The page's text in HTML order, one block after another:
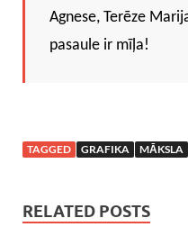
Agnese, Terēze
pasaule ir mīļa!
TAGGED GRAFIKA MĀKSLA
RELATED POSTS